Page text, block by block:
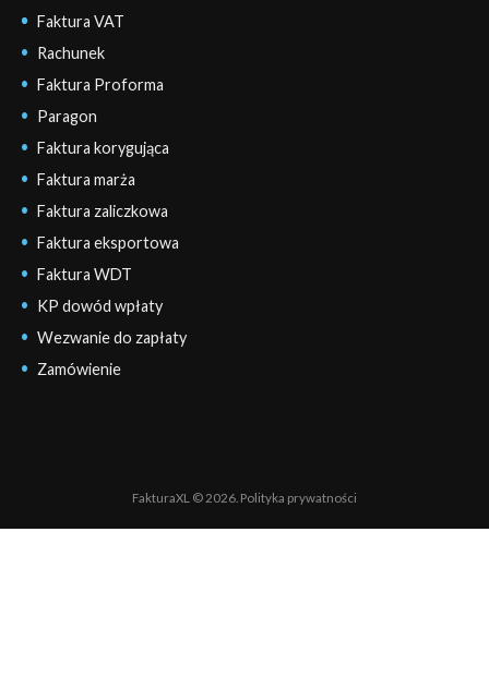
Faktura VAT
Rachunek
Faktura Proforma
Paragon
Faktura korygująca
Faktura marża
Faktura zaliczkowa
Faktura eksportowa
Faktura WDT
KP dowód wpłaty
Wezwanie do zapłaty
Zamówienie
FakturaXL © 2026. Polityka prywatności